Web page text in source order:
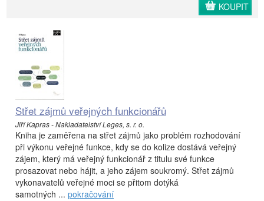
KOUPIT
Střet zájmů veřejných funkcionářů
Jiří Kapras - Nakladatelství Leges, s. r. o.
Kniha je zaměřena na střet zájmů jako problém rozhodování
při výkonu veřejné funkce, kdy se do kolize dostává veřejný
zájem, který má veřejný funkcionář z titulu své funkce
prosazovat nebo hájit, a jeho zájem soukromý. Střet zájmů
vykonavatelů veřejné moci se přitom dotýká
samotných ... pokračování